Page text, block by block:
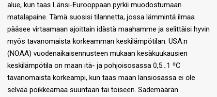
alue, kun taas Länsi-Eurooppaan pyrkii muodostumaan
matalapaine. Tämä suosisi tilannetta, jossa lämmintä ilmaa
pääsee virtaamaan ajoittain idästä maahamme ja selittäisi hyvin
myös tavanomaista korkeamman keskilämpötilan. USA:n
(NOAA) vuodenaikaisennusteen mukaan kesäkuukausien
keskilämpötila on maan itä- ja pohjoisosassa 0,5…1 ºC
tavanomaista korkeampi, kun taas maan länsiosassa ei ole
selvää poikkeamaa suuntaan tai toiseen. Sademäärän